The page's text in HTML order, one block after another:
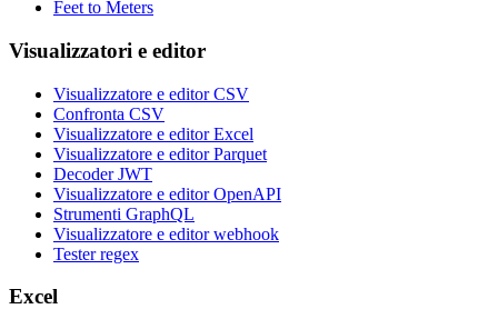
Feet to Meters
Visualizzatori e editor
Visualizzatore e editor CSV
Confronta CSV
Visualizzatore e editor Excel
Visualizzatore e editor Parquet
Decoder JWT
Visualizzatore e editor OpenAPI
Strumenti GraphQL
Visualizzatore e editor webhook
Tester regex
Excel